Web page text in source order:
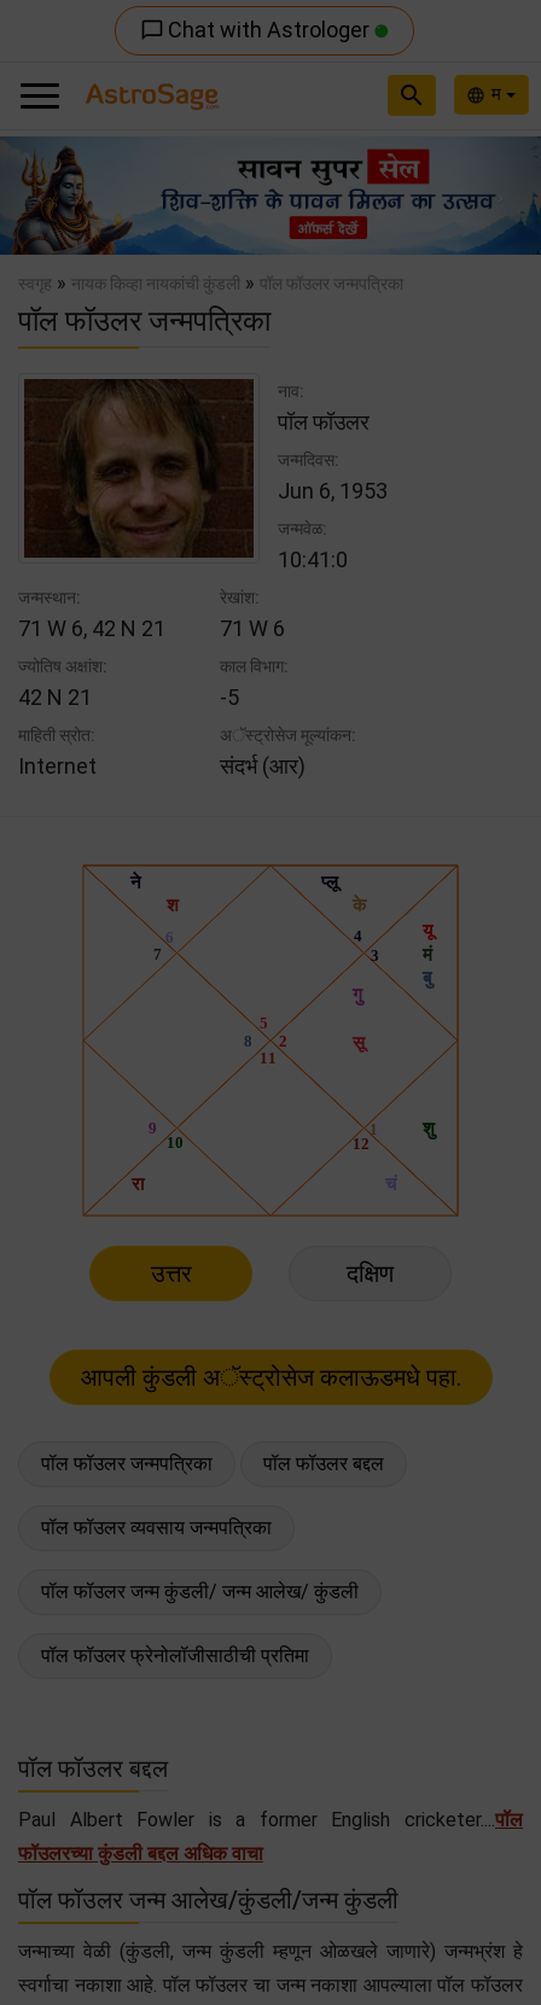
chat_bubble_outline Chat with Astrologer
language म
search
Previous
स्वगृह » नायक किव्हा नायकांची कुंडली » पॉल फॉउलर जन्मपत्रिका
पॉल फॉउलर जन्मपत्रिका
नाव:
पॉल फॉउलर
जन्मदिवस:
Jun 6, 1953
जन्मवेळ:
10:41:0
जन्मस्थान:
71 W 6, 42 N 21
रेखांश:
71 W 6
ज्योतिष अक्षांश:
42 N 21
काल विभाग:
-5
माहिती स्रोत:
Internet
अॅस्ट्रोसेज मूल्यांकन:
संदर्भ (आर)
उत्तर दक्षिण
पॉल फॉउलर जन्मपत्रिका पॉल फॉउलर बद्दल
पॉल फॉउलर व्यवसाय जन्मपत्रिका
पॉल फॉउलर जन्म कुंडली/ जन्म आलेख/ कुंडली
पॉल फॉउलर फ्रेनोलॉजीसाठीची प्रतिमा
पॉल फॉउलर बद्दल
Paul Albert Fowler is a former English cricketer....पॉल
फॉउलरच्या कुंडली बद्दल अधिक वाचा
पॉल फॉउलर जन्म आलेख/कुंडली/जन्म कुंडली
जन्माच्या वेळी (कुंडली, जन्म कुंडली म्हणून ओळखले जाणारे) जन्मभ्रंश हे
स्वर्गाचा नकाशा आहे. पॉल फॉउलर चा जन्म नकाशा आपल्याला पॉल फॉउलर